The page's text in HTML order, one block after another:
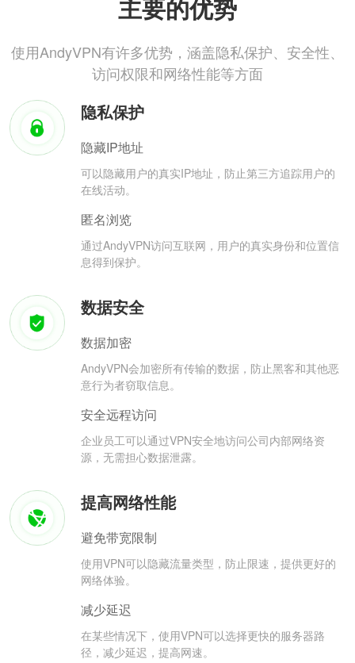
主要的优势
使用AndyVPN有许多优势，涵盖隐私保护、安全性、
访问权限和网络性能等方面
隐私保护
隐藏IP地址
可以隐藏用户的真实IP地址，防止第三方追踪用户的
在线活动。
匿名浏览
通过AndyVPN访问互联网，用户的真实身份和位置信
息得到保护。
数据安全
数据加密
AndyVPN会加密所有传输的数据，防止黑客和其他恶
意行为者窃取信息。
安全远程访问
企业员工可以通过VPN安全地访问公司内部网络资
源，无需担心数据泄露。
提高网络性能
避免带宽限制
使用VPN可以隐藏流量类型，防止限速，提供更好的
网络体验。
减少延迟
在某些情况下，使用VPN可以选择更快的服务器路
径，减少延迟，提高网速。